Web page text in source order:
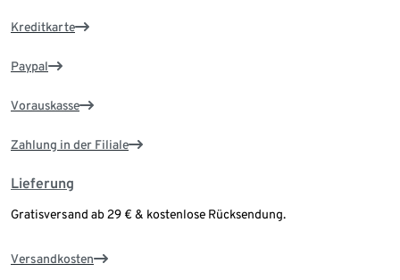
Kreditkarte
Paypal
Vorauskasse
Zahlung in der Filiale
Lieferung
Gratisversand ab 29 € & kostenlose Rücksendung.
Versandkosten